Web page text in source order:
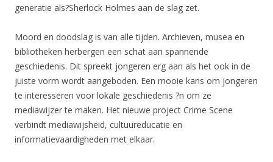
generatie als?Sherlock Holmes aan de slag zet.
Moord en doodslag is van alle tijden. Archieven, musea en
bibliotheken herbergen een schat aan spannende
geschiedenis. Dit spreekt jongeren erg aan als het ook in de
juiste vorm wordt aangeboden. Een mooie kans om jongeren
te interesseren voor lokale geschiedenis ?n om ze
mediawijzer te maken. Het nieuwe project Crime Scene
verbindt mediawijsheid, cultuureducatie en
informatievaardigheden met elkaar.